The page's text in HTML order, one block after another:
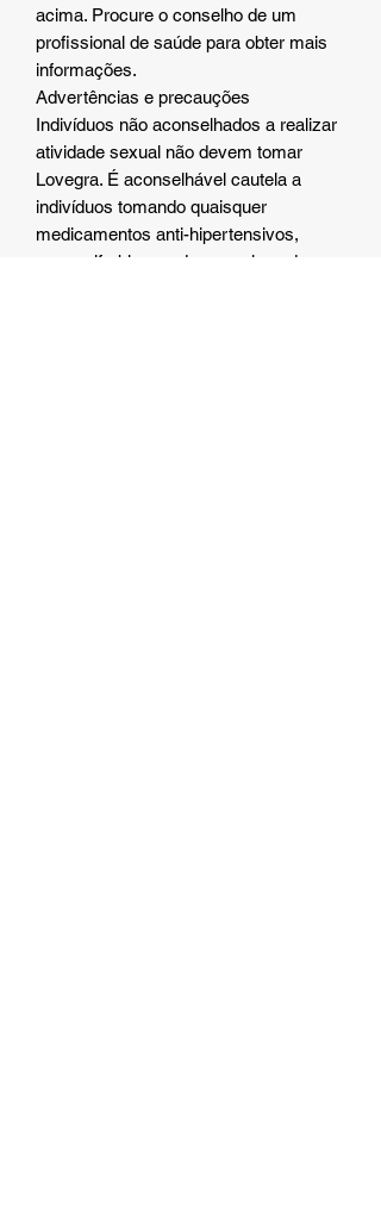
acima. Procure o conselho de um
profissional de saúde para obter mais
informações.
Advertências e precauções
Indivíduos não aconselhados a realizar
atividade sexual não devem tomar
Lovegra. É aconselhável cautela a
indivíduos tomando quaisquer
medicamentos anti-hipertensivos,
como alfa-bloqueadores, pois podem